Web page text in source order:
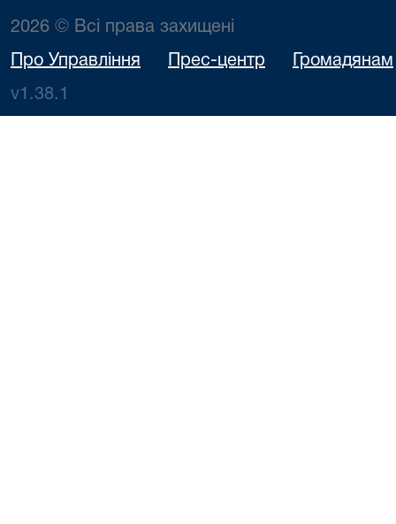
2026 © Всі права захищені
Про Управління Прес-центр Громадянам
v1.38.1